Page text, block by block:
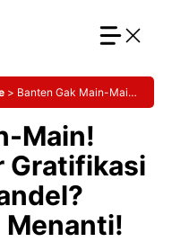
> Banten Gak Main-Main!
Main!
Gratifikasi
Menanti!